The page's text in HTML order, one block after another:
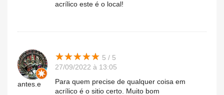
acrílico este é o local!
antes.e
★★★★★
★★★★★ 5 / 5
27/09/2022 à 13:05
Para quem precise de qualquer coisa em
acrílico é o sitio certo. Muito bom